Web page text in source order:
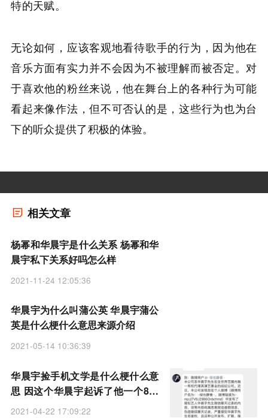
特的天赋。
无论如何，应该客观地看待歌手的行为，因为他在
音乐方面有实力并不会因为不被理解而被否定。对
于喜欢他的粉丝来说，他在舞台上的各种行为可能
看起来像作法，但不可否认的是，这些行为也为台
下的听众提供了积极的体验。
相关文章
杨幂和华晨宇是什么关系 杨幂和华
晨宇私下关系好吗怎么样
2021-11-24 12:05:36
华晨宇为什么叫蒲公英 华晨宇蒲公
英是什么梗什么意思来源介绍
2021-05-14 10:36:39
华晨宇捡手机文学是什么梗什么意
思 因这个华晨宇起诉了他一个8年
老粉
2021-04-22 17:09:22